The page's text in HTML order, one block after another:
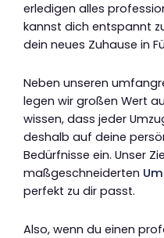
erledigen alles
kannst dich entspannt
dein neues Zuhause in
Neben unseren
legen wir großen Wert
wissen, dass jeder
deshalb auf deine
Bedürfnisse ein. Unser
maßgeschneiderten
perfekt zu dir passt.
Also, wenn du einen